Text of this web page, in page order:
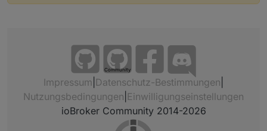
Community
Impressum Datenschutz-Bestimmungen
Nutzungsbedingungen Einwilligungseinstellungen
ioBroker Community 2014-2026